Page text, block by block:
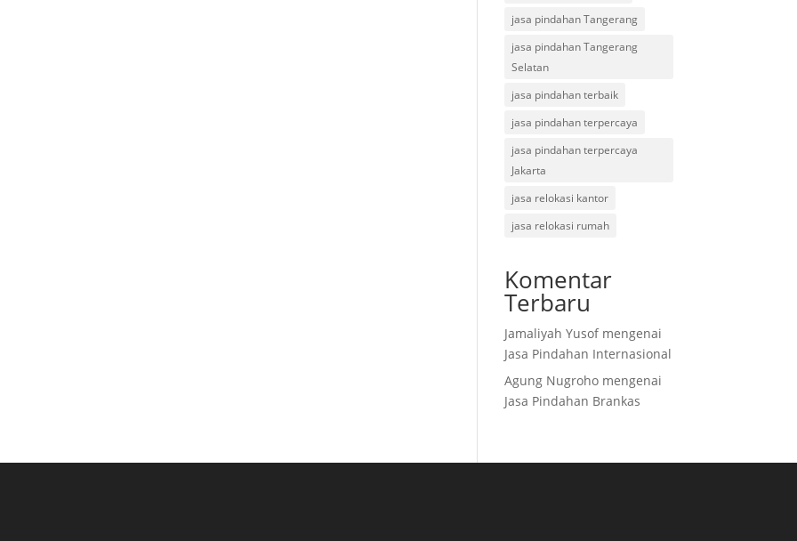
jasa pindahan Tangerang
jasa pindahan Tangerang
Selatan
jasa pindahan terbaik
jasa pindahan terpercaya
jasa pindahan terpercaya
Jakarta
jasa relokasi kantor
jasa relokasi rumah
Komentar
Terbaru
Jamaliyah Yusofmengenai
Jasa Pindahan Internasional
Agung Nugroho mengenai
Jasa Pindahan Brankas